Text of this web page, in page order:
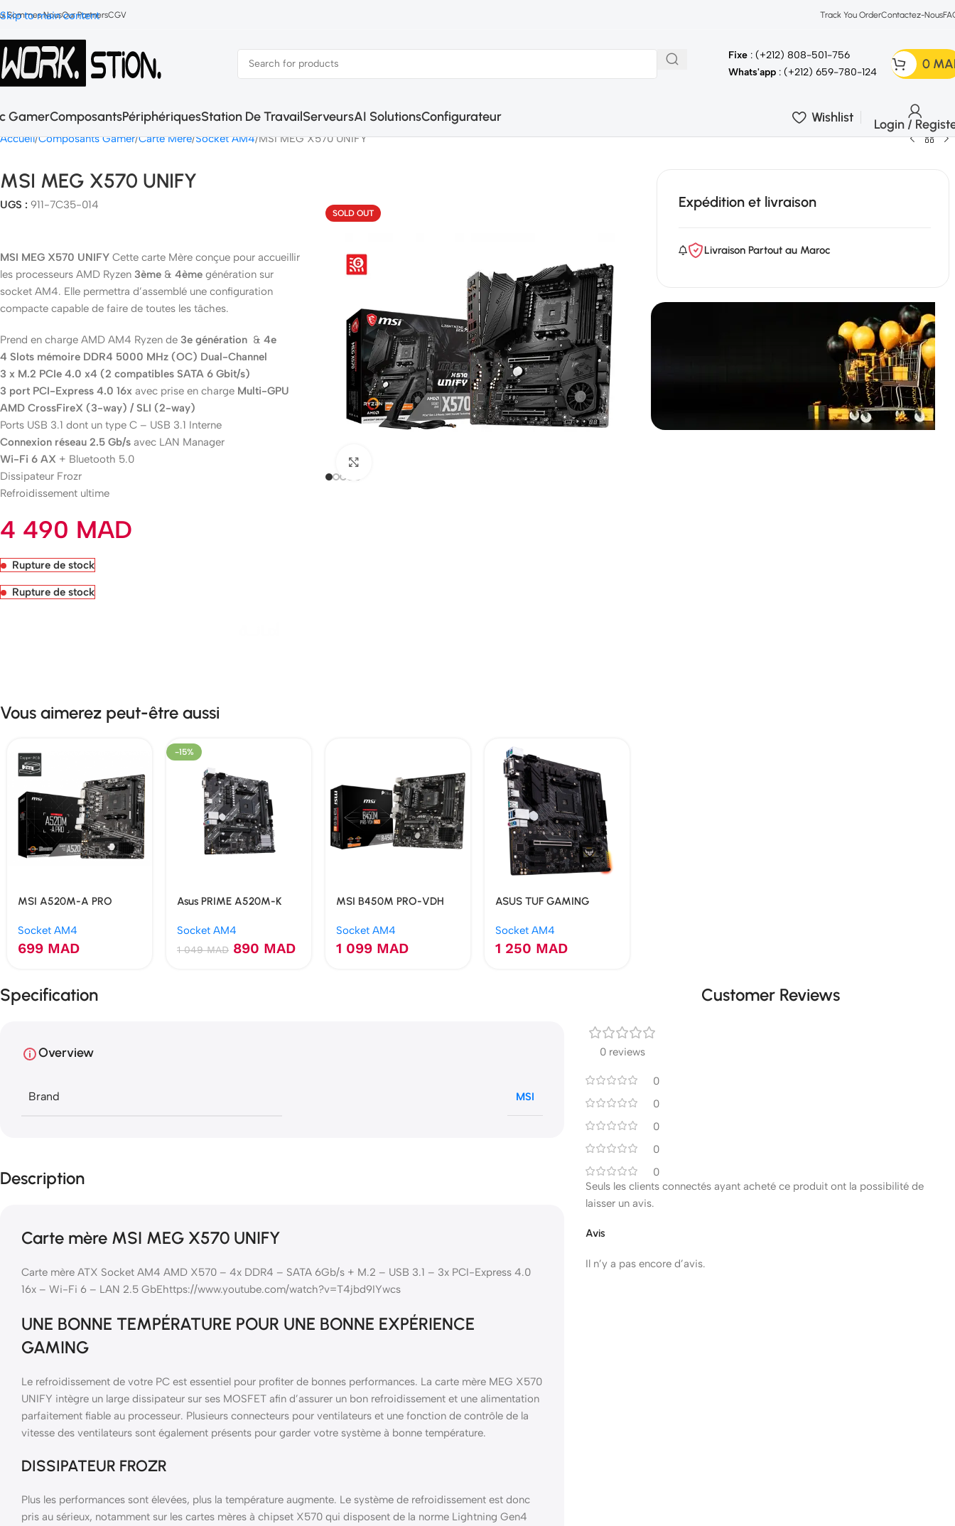
Skip to main content
Sommes NousOur PartnersCGV Track You OrderContactez-Nous
Fixe : (+212) 808-501-756
Whats'app : (+212) 659-780-124
0
GamerComposantsPériphériquesStation De TravailServeursAI SolutionsConfigurateur Wishlist Login /
Accueil Composants Gamer Carte Mère Socket AM4 MSI MEG X570 UNIFY
MSI MEG X570 UNIFY
UGS : 911-7C35-014
MSI MEG X570 UNIFY Cette carte Mère conçue pour accueillir
les processeurs AMD Ryzen 3ème & 4ème génération sur
socket AM4. Elle permettra d’assemblé une configuration
compacte capable de faire de toutes les tâches.
Prend en charge AMD AM4 Ryzen de 3e génération & 4e
4 Slots mémoire DDR4 5000 MHz (OC) Dual-Channel
3 x M.2 PCIe 4.0 x4 (2 compatibles SATA 6 Gbit/s)
3 port PCI-Express 4.0 16x avec prise en charge Multi-GPU
AMD CrossFireX (3-way) / SLI (2-way)
Ports USB 3.1 dont un type C – USB 3.1 Interne
Connexion réseau 2.5 Gb/s avec LAN Manager
Wi-Fi 6 AX + Bluetooth 5.0
Dissipateur Frozr
Refroidissement ultime
4 490 MAD
Rupture de stock
Rupture de stock
SOLD OUT
Expédition et livraison
Livraison Partout au Maroc
Vous aimerez peut-être aussi
MSI A520M-A PRO
Socket AM4
699 MAD
-15%
Asus PRIME A520M-K
Socket AM4
1 049MAD 890 MAD
MSI B450M PRO-VDH
Socket AM4
1 099 MAD
ASUS TUF GAMING
Socket AM4
1 250 MAD
Specification
Overview
Brand MSI
Description
Carte mère MSI MEG X570 UNIFY
Carte mère ATX Socket AM4 AMD X570 – 4x DDR4 – SATA 6Gb/s + M.2 – USB 3.1 – 3x PCI-Express 4.0
16x – Wi-Fi 6 – LAN 2.5 GbEhttps://www.youtube.com/watch?v=T4jbd9IYwcs
UNE BONNE TEMPÉRATURE POUR UNE BONNE EXPÉRIENCE
GAMING
Le refroidissement de votre PC est essentiel pour profiter de bonnes performances. La carte mère MEG X570
UNIFY intègre un large dissipateur sur ses MOSFET afin d’assurer un bon refroidissement et une alimentation
parfaitement fiable au processeur. Plusieurs connecteurs pour ventilateurs et une fonction de contrôle de la
vitesse des ventilateurs sont également présents pour garder votre système à bonne température.
DISSIPATEUR FROZR
Plus les performances sont élevées, plus la température augmente. Le système de refroidissement est donc
pris au sérieux, notamment sur les cartes mères à chipset X570 qui disposent de la norme Lightning Gen4
Customer Reviews
0 reviews
0
0
0
0
0
Avis
Il n’y a pas encore d’avis.
Seuls les clients connectés ayant acheté ce produit ont la possibilité de
laisser un avis.